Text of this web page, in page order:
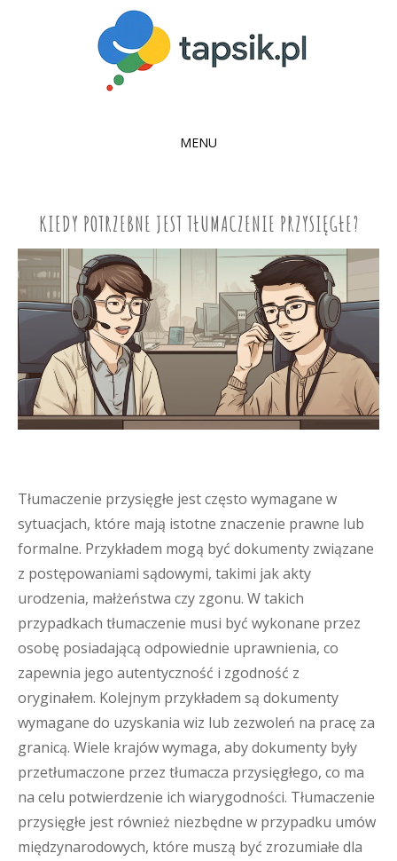
MENU
CONTENT
KIEDY POTRZEBNE JEST TŁUMACZENIE PRZYSIĘGŁE?
Tłumaczenie przysięgłe jest często wymagane w
sytuacjach, które mają istotne znaczenie prawne lub
formalne. Przykładem mogą być dokumenty związane
z postępowaniami sądowymi, takimi jak akty
urodzenia, małżeństwa czy zgonu. W takich
przypadkach tłumaczenie musi być wykonane przez
osobę posiadającą odpowiednie uprawnienia, co
zapewnia jego autentyczność i zgodność z
oryginałem. Kolejnym przykładem są dokumenty
wymagane do uzyskania wiz lub zezwoleń na pracę za
granicą. Wiele krajów wymaga, aby dokumenty były
przetłumaczone przez tłumacza przysięgłego, co ma
na celu potwierdzenie ich wiarygodności. Tłumaczenie
przysięgłe jest również niezbędne w przypadku umów
międzynarodowych, które muszą być zrozumiałe dla